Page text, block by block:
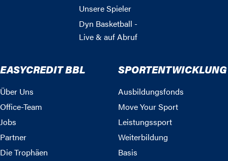
Unsere Spieler
Dyn Basketball -
Live & auf Abruf
EASYCREDIT BBL
Über Uns
Office-Team
Jobs
Partner
Die Trophäen
SPORTENTWICKLUNG
Ausbildungsfonds
Move Your Sport
Leistungssport
Weiterbildung
Basis